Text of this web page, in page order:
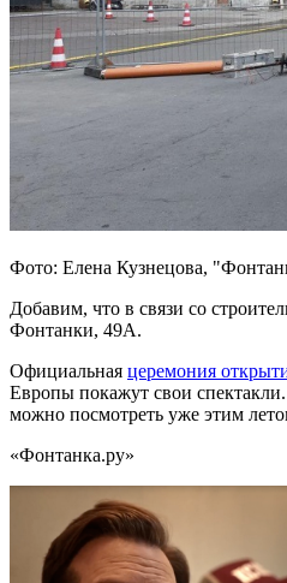
Фото: Елена Кузнецова,
Добавим, что в связи со
Фонтанки, 49А.
Официальная церемония
Европы покажут свои
можно посмотреть уже этим
«Фонтанка.ру»